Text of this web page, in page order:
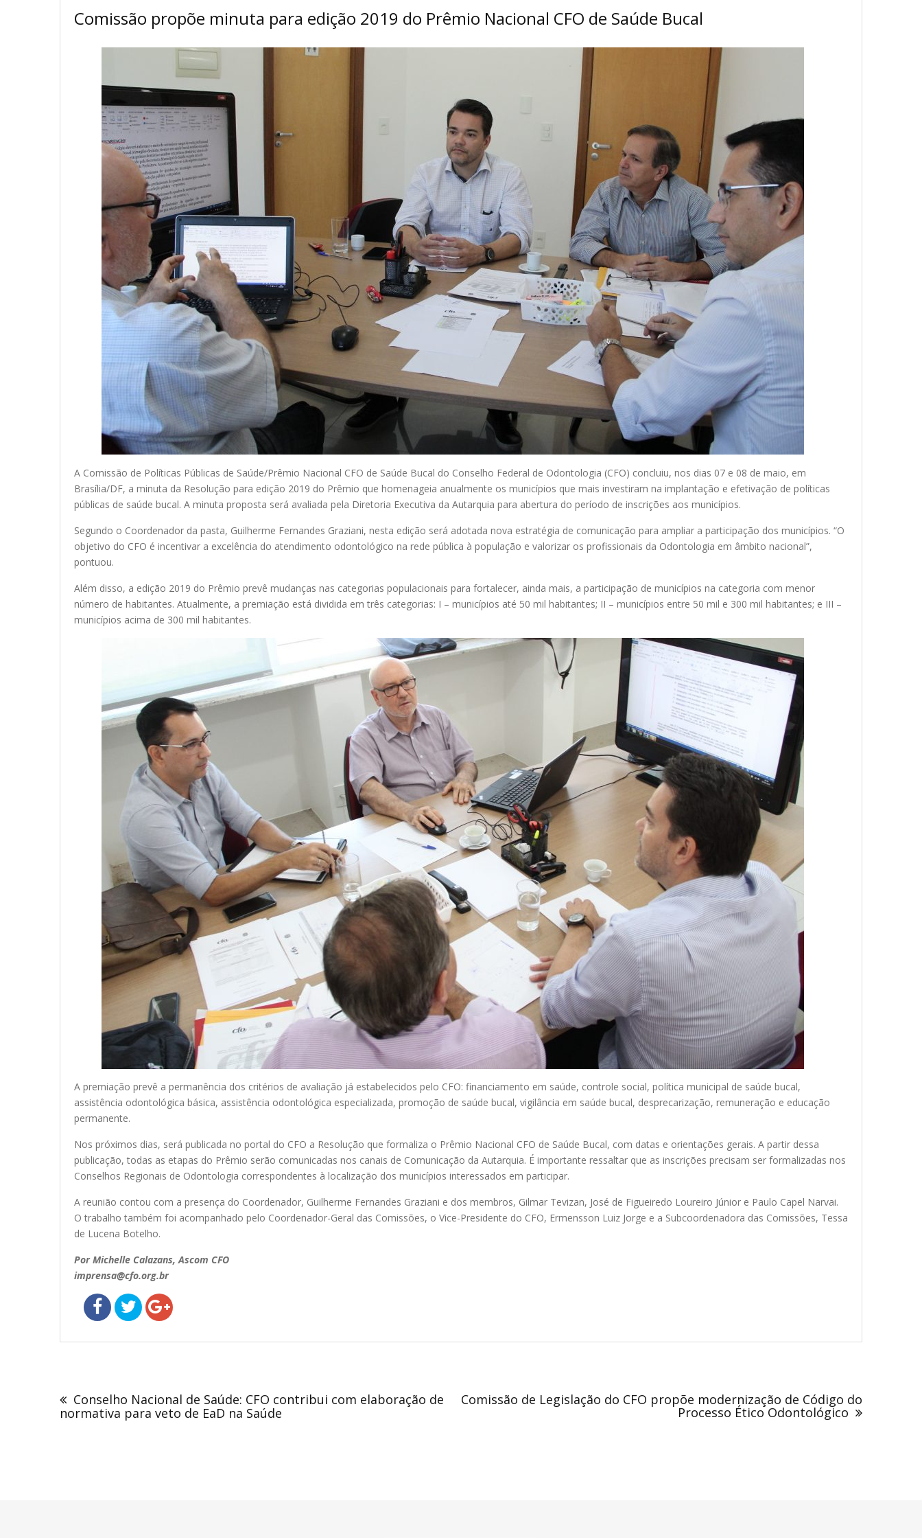
Comissão propõe minuta para edição 2019 do Prêmio Nacional CFO de Saúde Bucal
A Comissão de Políticas Públicas de Saúde/Prêmio Nacional CFO de Saúde Bucal do Conselho Federal de Odontologia (CFO) concluiu, nos dias 07 e 08 de maio, em
Brasília/DF, a minuta da Resolução para edição 2019 do Prêmio que homenageia anualmente os municípios que mais investiram na implantação e efetivação de políticas
públicas de saúde bucal. A minuta proposta será avaliada pela Diretoria Executiva da Autarquia para abertura do período de inscrições aos municípios.
Segundo o Coordenador da pasta, Guilherme Fernandes Graziani, nesta edição será adotada nova estratégia de comunicação para ampliar a participação dos municípios. “O
objetivo do CFO é incentivar a excelência do atendimento odontológico na rede pública à população e valorizar os profissionais da Odontologia em âmbito nacional”,
pontuou.
Além disso, a edição 2019 do Prêmio prevê mudanças nas categorias populacionais para fortalecer, ainda mais, a participação de municípios na categoria com menor
número de habitantes. Atualmente, a premiação está dividida em três categorias: I – municípios até 50 mil habitantes; II – municípios entre 50 mil e 300 mil habitantes; e III –
municípios acima de 300 mil habitantes.
A premiação prevê a permanência dos critérios de avaliação já estabelecidos pelo CFO: financiamento em saúde, controle social, política municipal de saúde bucal,
assistência odontológica básica, assistência odontológica especializada, promoção de saúde bucal, vigilância em saúde bucal, desprecarização, remuneração e educação
permanente.
Nos próximos dias, será publicada no portal do CFO a Resolução que formaliza o Prêmio Nacional CFO de Saúde Bucal, com datas e orientações gerais. A partir dessa
publicação, todas as etapas do Prêmio serão comunicadas nos canais de Comunicação da Autarquia. É importante ressaltar que as inscrições precisam ser formalizadas nos
Conselhos Regionais de Odontologia correspondentes à localização dos municípios interessados em participar.
A reunião contou com a presença do Coordenador, Guilherme Fernandes Graziani e dos membros, Gilmar Tevizan, José de Figueiredo Loureiro Júnior e Paulo Capel Narvai.
O trabalho também foi acompanhado pelo Coordenador-Geral das Comissões, o Vice-Presidente do CFO, Ermensson Luiz Jorge e a Subcoordenadora das Comissões, Tessa
de Lucena Botelho.
Por Michelle Calazans, Ascom CFO
imprensa@cfo.org.br
de
Post
Conselho Nacional de Saúde: CFO contribui com elaboração de
normativa para veto de EaD na Saúde
Comissão de Legislação do CFO propõe modernização de Código do
Processo Ético Odontológico